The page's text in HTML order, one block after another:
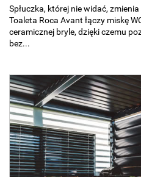
Spłuczka, której nie widać,
Toaleta Roca Avant łączy miskę
ceramicznej bryle, dzięki czemu
bez...